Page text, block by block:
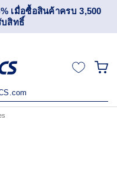
นน และสิทธิพิเศษสำหรับ
ครเลย